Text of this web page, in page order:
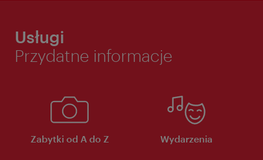
Usługi
Przydatne informacje
Zabytki od A do Z Wydarzenia